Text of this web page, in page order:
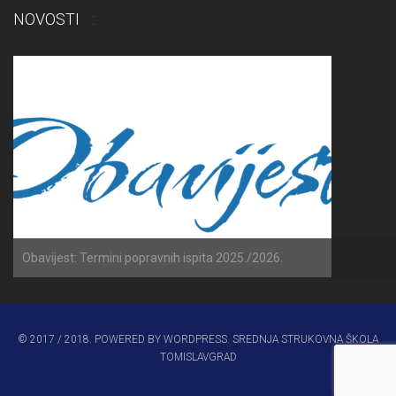
NOVOSTI
Obavijest: Termini popravnih ispita 2025./2026.
© 2017 / 2018. POWERED BY WORDPRESS. SREDNJA STRUKOVNA ŠKOLA
TOMISLAVGRAD